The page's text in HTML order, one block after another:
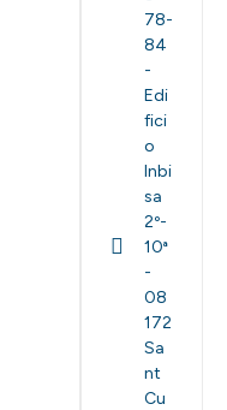
78-
84
-
Edi
fici
o
Inbi
sa
2º-
10ª
-
08
172
Sa
nt
Cu